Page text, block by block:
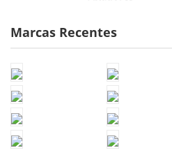
Marcas Recentes